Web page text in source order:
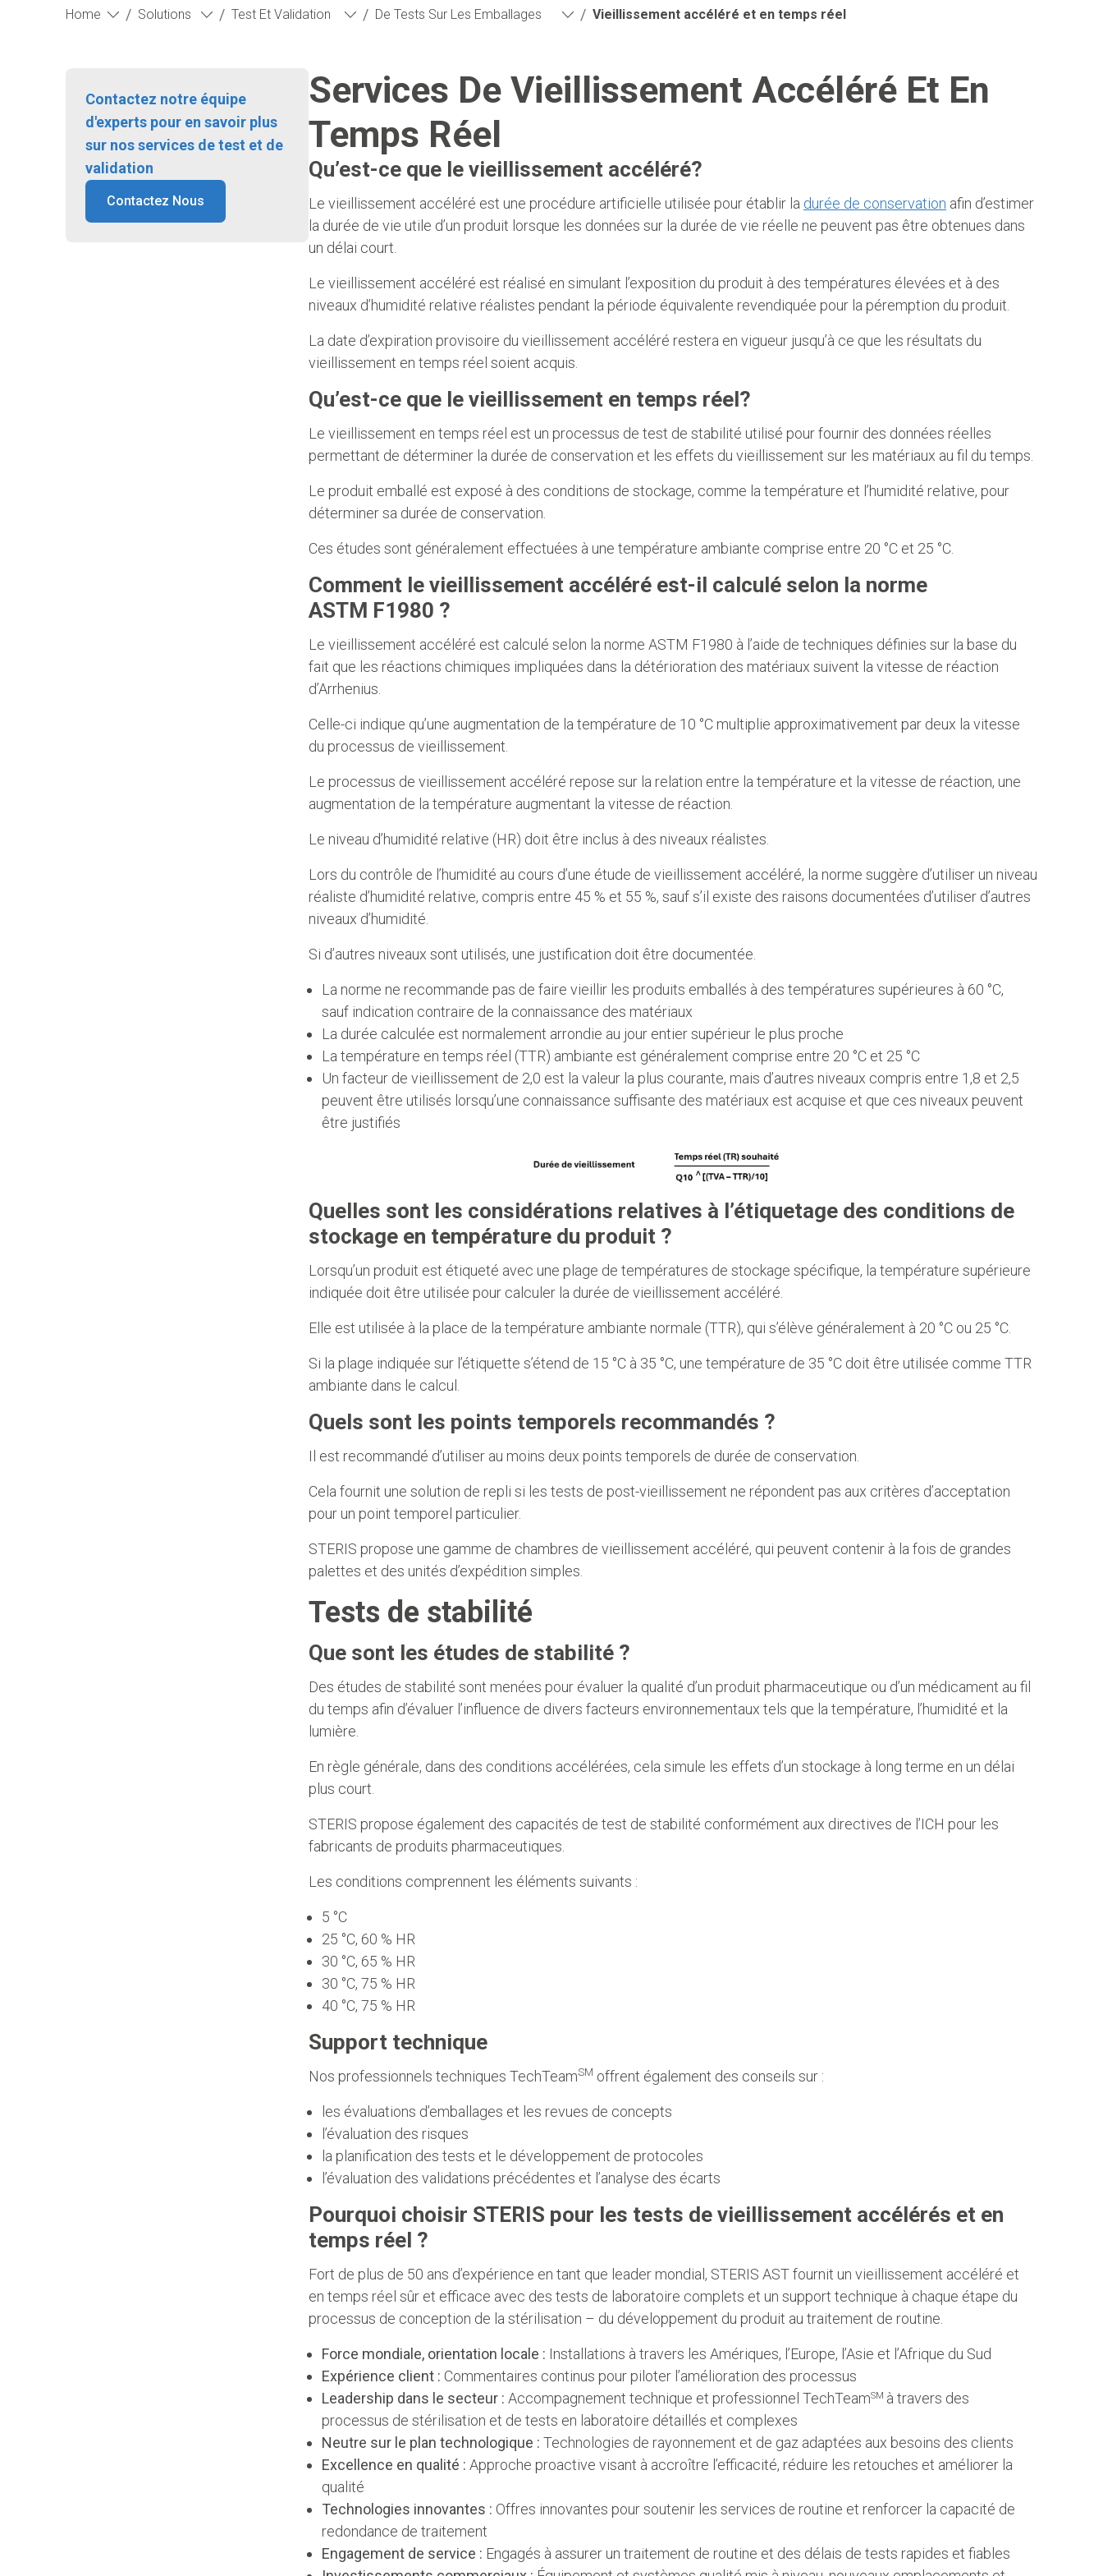
Home / Solutions / Test Et Validation / De Tests Sur Les Emballages / Vieillissement accéléré et en temps réel
Contactez notre équipe
d'experts pour en savoir plus
sur nos services de test et de
validation
Contactez Nous
Services De Vieillissement Accéléré Et En
Temps Réel
Qu’est-ce que le vieillissement accéléré?
Le vieillissement accéléré est une procédure artificielle utilisée pour établir la durée de conservation afin d’estimer
la durée de vie utile d’un produit lorsque les données sur la durée de vie réelle ne peuvent pas être obtenues dans
un délai court.
Le vieillissement accéléré est réalisé en simulant l’exposition du produit à des températures élevées et à des
niveaux d’humidité relative réalistes pendant la période équivalente revendiquée pour la péremption du produit.
La date d’expiration provisoire du vieillissement accéléré restera en vigueur jusqu’à ce que les résultats du
vieillissement en temps réel soient acquis.
Qu’est-ce que le vieillissement en temps réel?
Le vieillissement en temps réel est un processus de test de stabilité utilisé pour fournir des données réelles
permettant de déterminer la durée de conservation et les effets du vieillissement sur les matériaux au fil du temps.
Le produit emballé est exposé à des conditions de stockage, comme la température et l’humidité relative, pour
déterminer sa durée de conservation.
Ces études sont généralement effectuées à une température ambiante comprise entre 20 °C et 25 °C.
Comment le vieillissement accéléré est-il calculé selon la norme
ASTM F1980 ?
Le vieillissement accéléré est calculé selon la norme ASTM F1980 à l’aide de techniques définies sur la base du
fait que les réactions chimiques impliquées dans la détérioration des matériaux suivent la vitesse de réaction
d’Arrhenius.
Celle-ci indique qu’une augmentation de la température de 10 °C multiplie approximativement par deux la vitesse
du processus de vieillissement.
Le processus de vieillissement accéléré repose sur la relation entre la température et la vitesse de réaction, une
augmentation de la température augmentant la vitesse de réaction.
Le niveau d’humidité relative (HR) doit être inclus à des niveaux réalistes.
Lors du contrôle de l’humidité au cours d’une étude de vieillissement accéléré, la norme suggère d’utiliser un niveau
réaliste d’humidité relative, compris entre 45 % et 55 %, sauf s’il existe des raisons documentées d’utiliser d’autres
niveaux d’humidité.
Si d’autres niveaux sont utilisés, une justification doit être documentée.
La norme ne recommande pas de faire vieillir les produits emballés à des températures supérieures à 60 °C,
sauf indication contraire de la connaissance des matériaux
La durée calculée est normalement arrondie au jour entier supérieur le plus proche
La température en temps réel (TTR) ambiante est généralement comprise entre 20 °C et 25 °C
Un facteur de vieillissement de 2,0 est la valeur la plus courante, mais d’autres niveaux compris entre 1,8 et 2,5
peuvent être utilisés lorsqu’une connaissance suffisante des matériaux est acquise et que ces niveaux peuvent
être justifiés
Quelles sont les considérations relatives à l’étiquetage des conditions de
stockage en température du produit ?
Lorsqu’un produit est étiqueté avec une plage de températures de stockage spécifique, la température supérieure
indiquée doit être utilisée pour calculer la durée de vieillissement accéléré.
Elle est utilisée à la place de la température ambiante normale (TTR), qui s’élève généralement à 20 °C ou 25 °C.
Si la plage indiquée sur l’étiquette s’étend de 15 °C à 35 °C, une température de 35 °C doit être utilisée comme TTR
ambiante dans le calcul.
Quels sont les points temporels recommandés ?
Il est recommandé d’utiliser au moins deux points temporels de durée de conservation.
Cela fournit une solution de repli si les tests de post-vieillissement ne répondent pas aux critères d’acceptation
pour un point temporel particulier.
STERIS propose une gamme de chambres de vieillissement accéléré, qui peuvent contenir à la fois de grandes
palettes et des unités d’expédition simples.
Tests de stabilité
Que sont les études de stabilité ?
Des études de stabilité sont menées pour évaluer la qualité d’un produit pharmaceutique ou d’un médicament au fil
du temps afin d’évaluer l’influence de divers facteurs environnementaux tels que la température, l’humidité et la
lumière.
En règle générale, dans des conditions accélérées, cela simule les effets d’un stockage à long terme en un délai
plus court.
STERIS propose également des capacités de test de stabilité conformément aux directives de l’ICH pour les
fabricants de produits pharmaceutiques.
Les conditions comprennent les éléments suivants :
5 °C
25 °C, 60 % HR
30 °C, 65 % HR
30 °C, 75 % HR
40 °C, 75 % HR
Support technique
Nos professionnels techniques TechTeamSM offrent également des conseils sur :
les évaluations d’emballages et les revues de concepts
l’évaluation des risques
la planification des tests et le développement de protocoles
l’évaluation des validations précédentes et l’analyse des écarts
Pourquoi choisir STERIS pour les tests de vieillissement accélérés et en
temps réel ?
Fort de plus de 50 ans d’expérience en tant que leader mondial, STERIS AST fournit un vieillissement accéléré et
en temps réel sûr et efficace avec des tests de laboratoire complets et un support technique à chaque étape du
processus de conception de la stérilisation – du développement du produit au traitement de routine.
Force mondiale, orientation locale : Installations à travers les Amériques, l’Europe, l’Asie et l’Afrique du Sud
Expérience client : Commentaires continus pour piloter l’amélioration des processus
Leadership dans le secteur : Accompagnement technique et professionnel TechTeamSM à travers des
processus de stérilisation et de tests en laboratoire détaillés et complexes
Neutre sur le plan technologique : Technologies de rayonnement et de gaz adaptées aux besoins des clients
Excellence en qualité : Approche proactive visant à accroître l’efficacité, réduire les retouches et améliorer la
qualité
Technologies innovantes : Offres innovantes pour soutenir les services de routine et renforcer la capacité de
redondance de traitement
Engagement de service : Engagés à assurer un traitement de routine et des délais de tests rapides et fiables